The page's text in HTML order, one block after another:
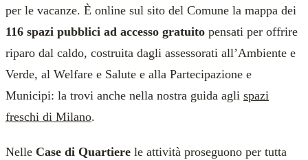
per le vacanze. È online sul sito del Comune la mappa dei
116 spazi pubblici ad accesso gratuito pensati per offrire
riparo dal caldo, costruita dagli assessorati all’Ambiente e
Verde, al Welfare e Salute e alla Partecipazione e
Municipi: la trovi anche nella nostra guida agli spazi
freschi di Milano.
Nelle Case di Quartiere le attività proseguono per tutta